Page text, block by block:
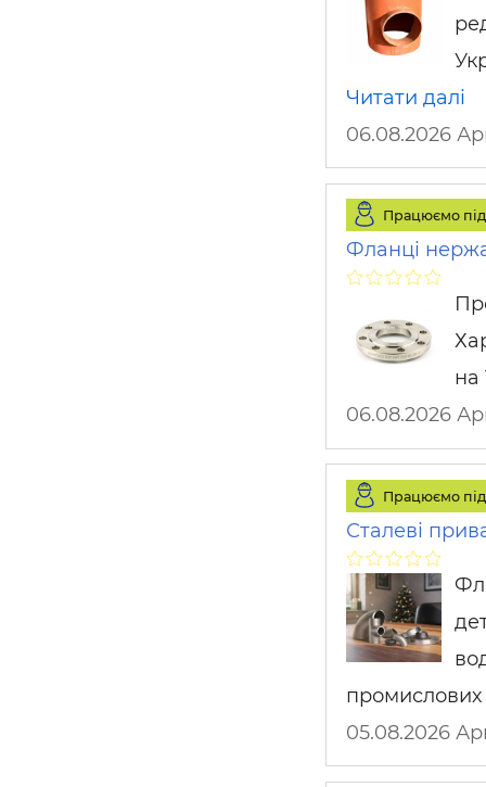
Читати далі
06.08.2026
Працюємо
Фланці
на
06.08.2026
Працюємо
Сталеві
05.08.2026